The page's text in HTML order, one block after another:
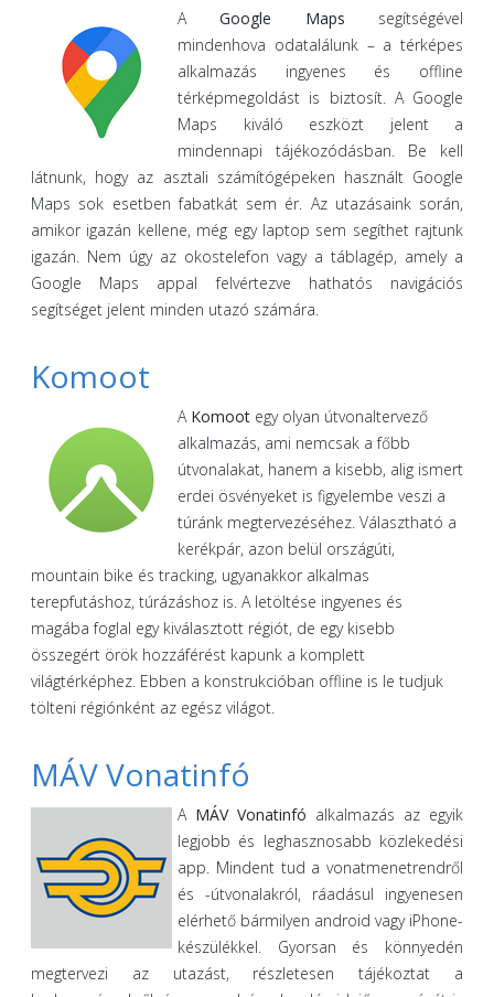
AGoogle Maps segítségével
mindenhova odatalálunk – a térképes
alkalmazás ingyenes és offline
térképmegoldást is biztosít. A Google
Maps kiváló eszközt jelent a
mindennapi tájékozódásban. Be kell
látnunk, hogy az asztali számítógépeken használt Google
Maps sok esetben fabatkát sem ér. Az utazásaink során,
amikor igazán kellene, még egy laptop sem segíthet rajtunk
igazán. Nem úgy az okostelefon vagy a táblagép, amely a
Google Maps appal felvértezve hathatós navigációs
segítséget jelent minden utazó számára.
Komoot
A Komoot egy olyan útvonaltervező
alkalmazás, ami nemcsak a főbb
útvonalakat, hanem a kisebb, alig ismert
erdei ösvényeket is figyelembe veszi a
túránk megtervezéséhez. Választható a
kerékpár, azon belül országúti,
mountain bike és tracking, ugyanakkor alkalmas
terepfutáshoz, túrázáshoz is. A letöltése ingyenes és
magába foglal egy kiválasztott régiót, de egy kisebb
összegért örök hozzáférést kapunk a komplett
világtérképhez. Ebben a konstrukcióban offline is le tudjuk
tölteni régiónként az egész világot.
MÁV Vonatinfó
A MÁV Vonatinfó alkalmazás az egyik
legjobb és leghasznosabb közlekedési
app. Mindent tud a vonatmenetrendről
és -útvonalakról, ráadásul ingyenesen
elérhető bármilyen android vagy iPhone-
készülékkel. Gyorsan és könnyedén
megtervezi az utazást, részletesen tájékoztat a